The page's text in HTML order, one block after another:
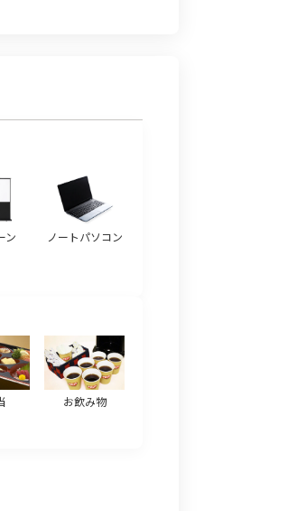
ン ノートパソコン
お飲み物